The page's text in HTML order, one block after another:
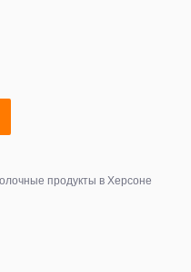
продукты в Херсоне